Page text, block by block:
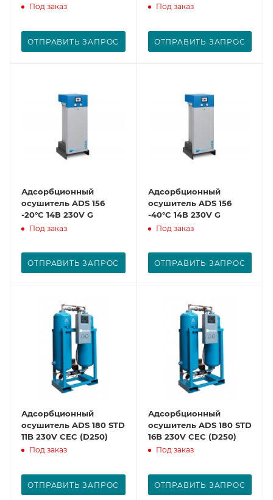
Под заказ
ОТПРАВИТЬ ЗАПРОС
Под заказ
ОТПРАВИТЬ ЗАПРОС
Адсорбционный
осушитель ADS 156
-20°C 14В 230V G
Под заказ
ОТПРАВИТЬ ЗАПРОС
Адсорбционный
осушитель ADS 156
-40°C 14В 230V G
Под заказ
ОТПРАВИТЬ ЗАПРОС
Адсорбционный
осушитель ADS 180 STD
11B 230V CEC (D250)
Под заказ
ОТПРАВИТЬ ЗАПРОС
Адсорбционный
осушитель ADS 180 STD
16B 230V CEC (D250)
Под заказ
ОТПРАВИТЬ ЗАПРОС